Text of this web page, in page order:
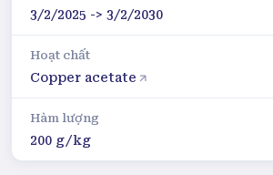
3/2/2025 -> 3/2/2030
Hoạt chất
Copper acetate
Hàm lượng
200 g/kg